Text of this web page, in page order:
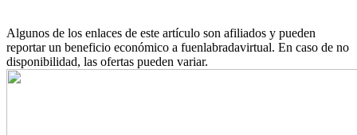
Algunos de los enlaces de este artículo son afiliados y pueden
reportar un beneficio económico a fuenlabradavirtual. En caso de no
disponibilidad, las ofertas pueden variar.